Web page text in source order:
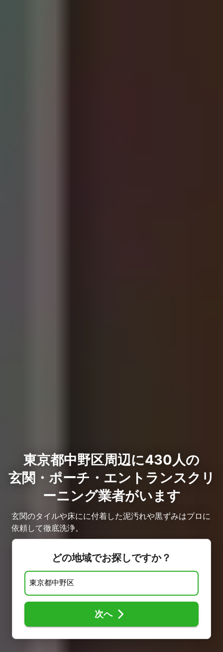
東京都中野区周辺に430人の
玄関・ポーチ・エントランスクリ
ーニング業者がいます
玄関のタイルや床にに付着した泥汚れや黒ずみはプロに
依頼して徹底洗浄。
どの地域でお探しですか？
次へ